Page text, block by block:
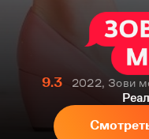
9.3
2022, Зови